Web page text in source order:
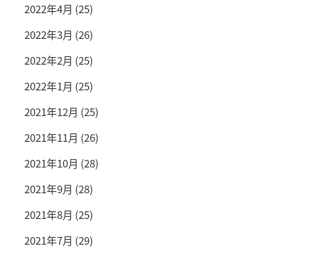
2022年4月 (25)
2022年3月 (26)
2022年2月 (25)
2022年1月 (25)
2021年12月 (25)
2021年11月 (26)
2021年10月 (28)
2021年9月 (28)
2021年8月 (25)
2021年7月 (29)